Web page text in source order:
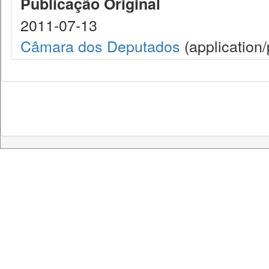
2011-07-13
Câmara dos Deputados